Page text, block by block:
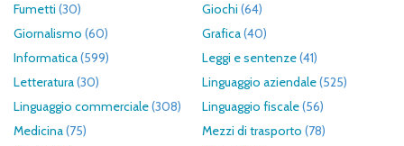
Fumetti (30) Giochi (64)
Giornalismo (60) Grafica(40)
Informatica(599) Leggi e sentenze(41)
Letteratura(30) Linguaggio aziendale(525)
Linguaggio commerciale(308) Linguaggio fiscale(56)
Medicina(75) Mezzi di trasporto (78)